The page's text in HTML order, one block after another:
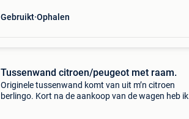
Gebruikt Ophalen
Tussenwand citroen/peugeot met raam.
Originele tussenwand komt van uit m’n citroen
berlingo. Kort na de aankoop van de wagen heb ik